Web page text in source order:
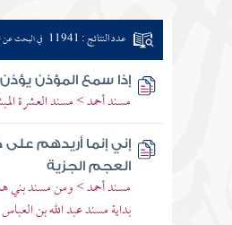
عدد النتائج : 11941 في البحث
إذا سمع المؤذن
مسند أحمد > مسند العشرة
إني إنما أريدهم
العجم الجزية
مسند أحمد > ومن مسند بني
بداية مسند عبد الله بن العباس